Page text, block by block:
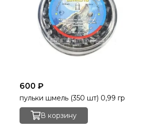
600 ₽
пульки шмель (350 шт) 0,99 гр
В корзину